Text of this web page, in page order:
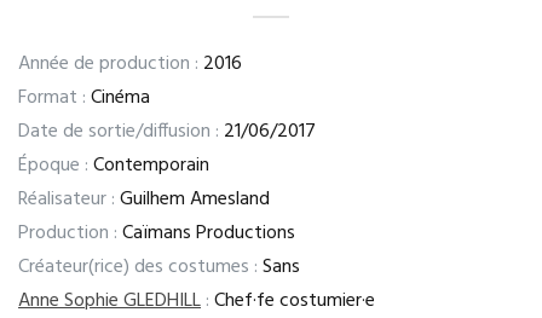
Année de production : 2016
Format :Cinéma
Date de sortie/diffusion : 21/06/2017
Époque :Contemporain
Réalisateur :Guilhem Amesland
Production :Caïmans Productions
Créateur(rice) des costumes :Sans
Anne Sophie GLEDHILL:Chef·fe costumier·e